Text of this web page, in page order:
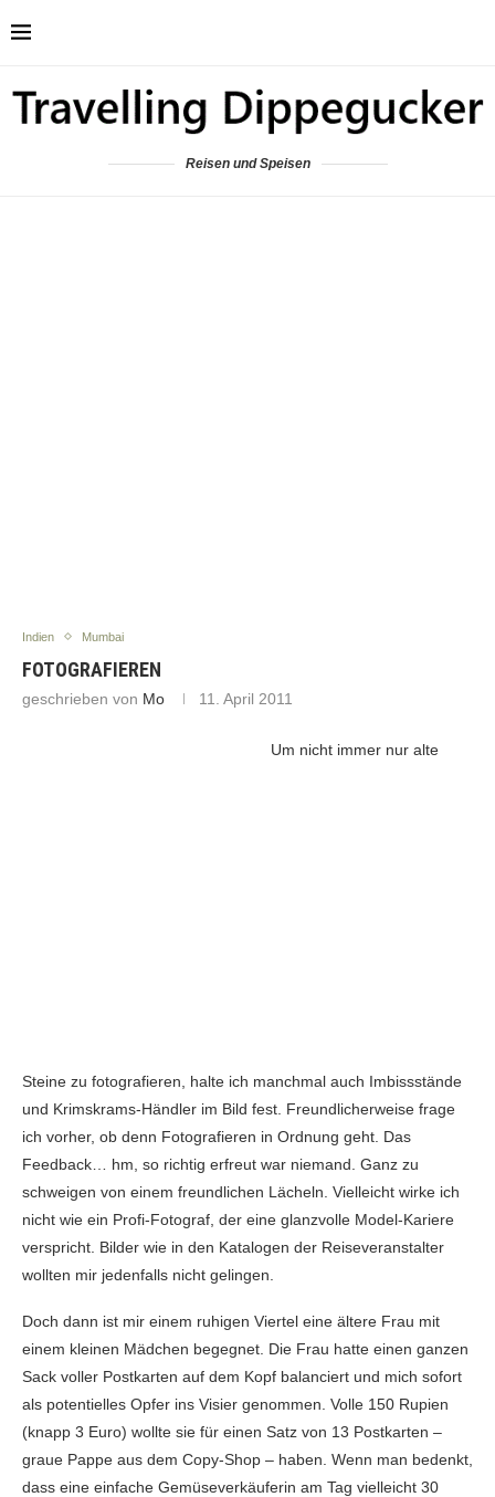
Reisen und Speisen
Indien Mumbai
FOTOGRAFIEREN
geschrieben von Mo 11. April 2011
Um nicht immer nur alte
Steine zu fotografieren, halte ich manchmal auch Imbissstände
und Krimskrams-Händler im Bild fest. Freundlicherweise frage
ich vorher, ob denn Fotografieren in Ordnung geht. Das
Feedback… hm, so richtig erfreut war niemand. Ganz zu
schweigen von einem freundlichen Lächeln. Vielleicht wirke ich
nicht wie ein Profi-Fotograf, der eine glanzvolle Model-Kariere
verspricht. Bilder wie in den Katalogen der Reiseveranstalter
wollten mir jedenfalls nicht gelingen.
Doch dann ist mir einem ruhigen Viertel eine ältere Frau mit
einem kleinen Mädchen begegnet. Die Frau hatte einen ganzen
Sack voller Postkarten auf dem Kopf balanciert und mich sofort
als potentielles Opfer ins Visier genommen. Volle 150 Rupien
(knapp 3 Euro) wollte sie für einen Satz von 13 Postkarten –
graue Pappe aus dem Copy-Shop – haben. Wenn man bedenkt,
dass eine einfache Gemüseverkäuferin am Tag vielleicht 30